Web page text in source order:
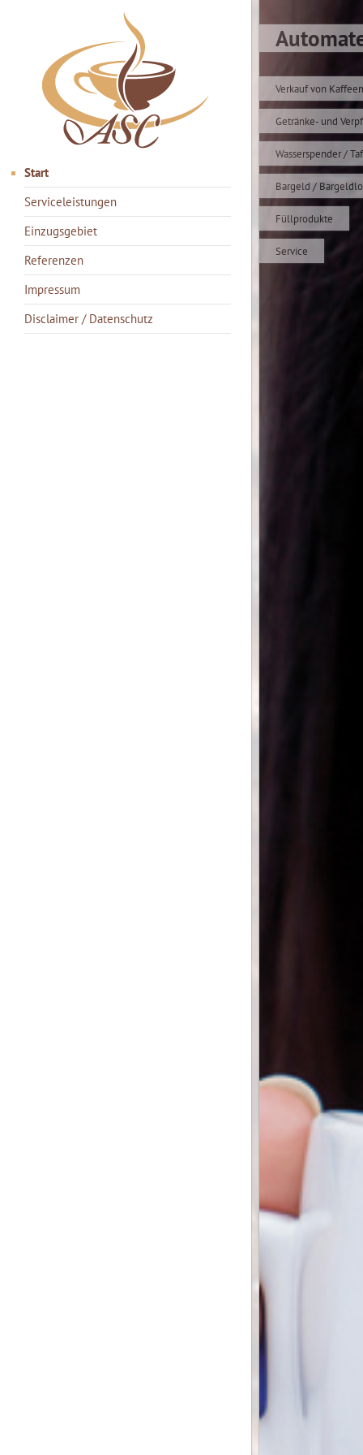
Start
Serviceleistungen
Einzugsgebiet
Referenzen
Impressum
Disclaimer / Datenschutz
Verkauf von
Getränke- und
Wasserspender /
Bargeld /
Füllprodukte
Service